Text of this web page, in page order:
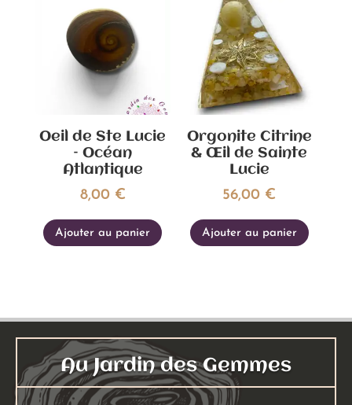
Oeil de Ste Lucie
– Océan
Atlantique
8,00 €
Ajouter au panier
Orgonite Citrine
& Œil de Sainte
Lucie
56,00 €
Ajouter au panier
Au Jardin des Gemmes